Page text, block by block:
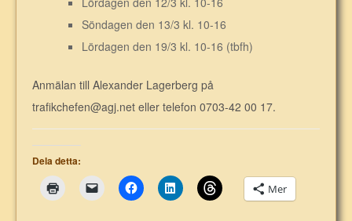
Söndagen den 13/3 kl. 10-16
Lördagen den 19/3 kl. 10-16 (tbfh)
Anmälan till Alexander Lagerberg på
trafikchefen@agj.net eller telefon 0703-42 00 17.
Dela detta:
Mer